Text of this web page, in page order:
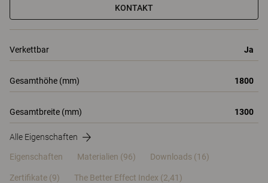
KONTAKT
Verkettbar Ja
Gesamthöhe (mm) 1800
Gesamtbreite (mm) 1300
Alle Eigenschaften
Eigenschaften Materialien (96) Downloads (16)
Zertifikate (9) The Better Effect Index (2,41)